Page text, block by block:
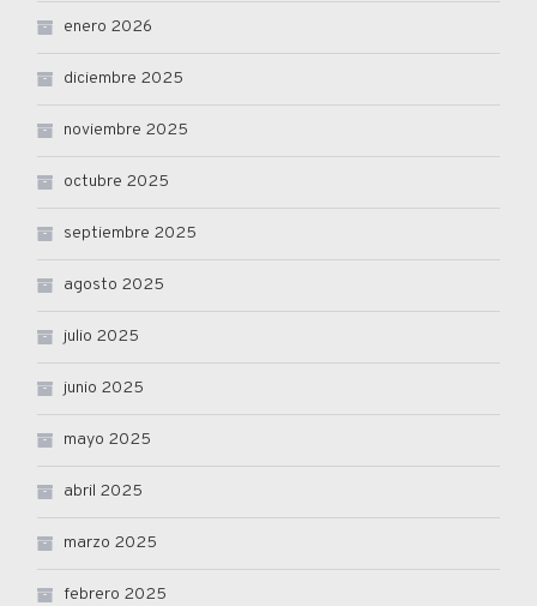
enero 2026
diciembre 2025
noviembre 2025
octubre 2025
septiembre 2025
agosto 2025
julio 2025
junio 2025
mayo 2025
abril 2025
marzo 2025
febrero 2025